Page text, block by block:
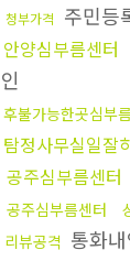
청부가격 주민등
안양심부름센터
인
후불가능한곳심부
탐정사무실일잘
공주심부름센터
공주심부름센터
리뷰공격 통화